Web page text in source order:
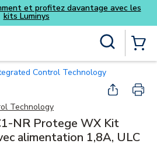
Skip to main content
et profitez davantage avec les
kits Luminys
Control Technology
Technology
NR Protege WX Kit
alimentation 1,8A, ULC